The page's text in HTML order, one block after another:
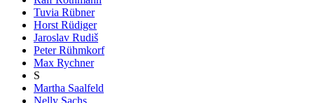
Tuvia Rübner
Horst Rüdiger
Jaroslav Rudiš
Peter Rühmkorf
Max Rychner
S
Martha Saalfeld
Nelly Sachs